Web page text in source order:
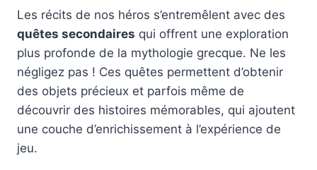
Les récits de nos héros s’entremêlent avec des
quêtes secondaires qui offrent une exploration
plus profonde de la mythologie grecque. Ne les
négligez pas ! Ces quêtes permettent d’obtenir
des objets précieux et parfois même de
découvrir des histoires mémorables, qui ajoutent
une couche d’enrichissement à l’expérience de
jeu.